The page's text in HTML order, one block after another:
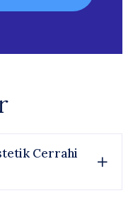
Cerrahi